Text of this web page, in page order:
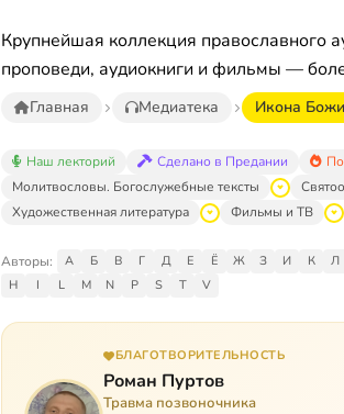
Крупнейшая коллекция православного
проповеди, аудиокниги и фильмы —
Главная Медиатека Икона
Наш лекторий Сделано в Предании
Молитвословы. Богослужебные тексты
Художественная литература
Фильмы и ТВ
Авторы: А Б В Г Д Е Ё Ж З И К Л
H
I L M N P S T V
БЛАГОТВОРИТЕЛЬНОСТЬ
Роман Пуртов
Травма позвоночника